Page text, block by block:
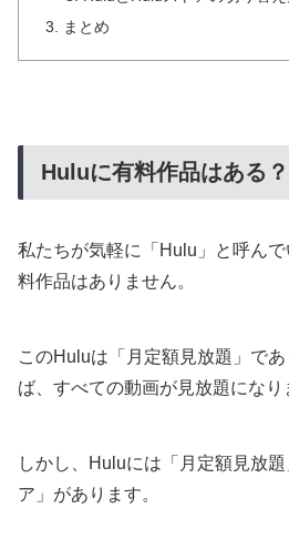
まとめ
Huluに有料作品はある？
私たちが気軽に「Hulu」と呼ん
料作品はありません。
このHuluは「月定額見放題」で
ば、すべての動画が見放題になり
しかし、Huluには「月定額見放
ア」があります。